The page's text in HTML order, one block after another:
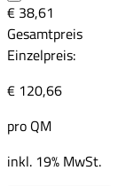
€ 38,61
Gesamtpreis
Einzelpreis:
€ 120,66
pro QM
inkl. 19% MwSt.